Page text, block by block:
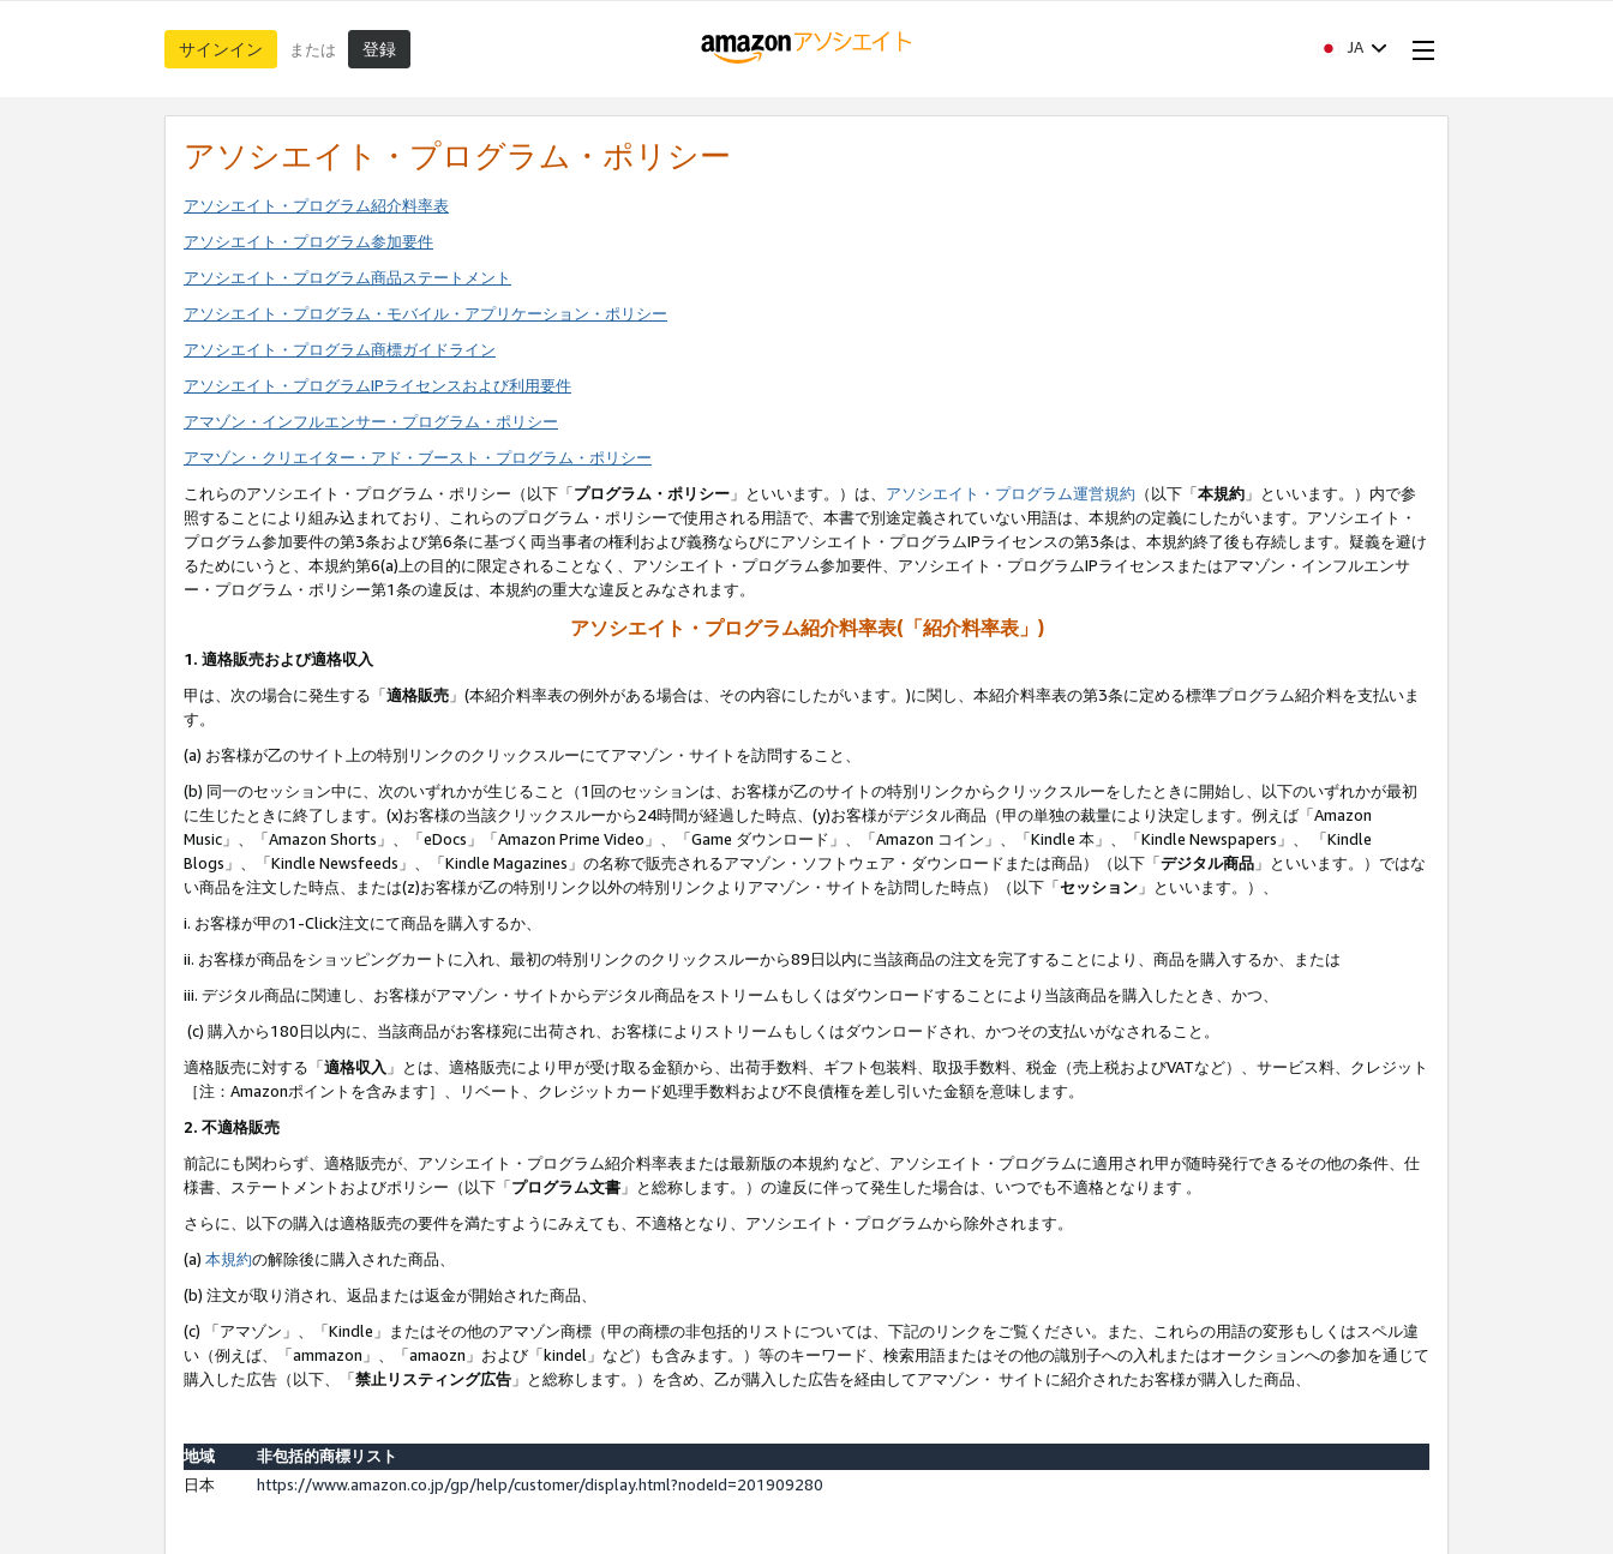
サインイン または 登録 JA
アソシエイト・プログラム・ポリシー
アソシエイト・プログラム紹介料率表
アソシエイト・プログラム参加要件
アソシエイト・プログラム商品ステートメント
アソシエイト・プログラム・モバイル・アプリケーション・ポリシー
アソシエイト・プログラム商標ガイドライン
アソシエイト・プログラムIPライセンスおよび利用要件
アマゾン・インフルエンサー・プログラム・ポリシー
アマゾン・クリエイター・アド・ブースト・プログラム・ポリシー
これらのアソシエイト・プログラム・ポリシー（以下「プログラム・ポリシー 」といいます。）は、 アソシエイト・プログラム運営規約 （以下「本規約 」といいます。）内で参
照することにより組み込まれており、これらのプログラム・ポリシーで使用される用語で、本書で別途定義されていない用語は、本規約の定義にしたがいます。アソシエイト・
プログラム参加要件の第3条および第6条に基づく両当事者の権利および義務ならびにアソシエイト・プログラムIPライセンスの第3条は、本規約終了後も存続します。疑義を避け
るためにいうと、本規約第6(a)上の目的に限定されることなく、アソシエイト・プログラム参加要件、アソシエイト・プログラムIPライセンスまたはアマゾン・インフルエンサ
ー・プログラム・ポリシー第1条の違反は、本規約の重大な違反とみなされます。
アソシエイト・プログラム紹介料率表(「紹介料率表」)
1. 適格販売および適格収入
甲は、次の場合に発生する「適格販売 」(本紹介料率表の例外がある場合は、その内容にしたがいます。)に関し、本紹介料率表の第3条に定める標準プログラム紹介料を支払いま
す。
(a) お客様が乙のサイト上の特別リンクのクリックスルーにてアマゾン・サイトを訪問すること、
(b) 同一のセッション中に、次のいずれかが生じること（1回のセッションは、お客様が乙のサイトの特別リンクからクリックスルーをしたときに開始し、以下のいずれかが最初
に生じたときに終了します。(x)お客様の当該クリックスルーから24時間が経過した時点、(y)お客様がデジタル商品（甲の単独の裁量により決定します。例えば「Amazon
Music」、「Amazon Shorts」、「eDocs」「Amazon Prime Video」、「Game ダウンロード」、「Amazon コイン」、「Kindle 本」、「Kindle Newspapers」、 「Kindle
Blogs」、「Kindle Newsfeeds」、「Kindle Magazines」の名称で販売されるアマゾン・ソフトウェア・ダウンロードまたは商品）（以下「デジタル商品 」といいます。）ではな
い商品を注文した時点、または(z)お客様が乙の特別リンク以外の特別リンクよりアマゾン・サイトを訪問した時点）（以下「セッション 」といいます。）、
i. お客様が甲の1-Click注文にて商品を購入するか、
ii. お客様が商品をショッピングカートに入れ、最初の特別リンクのクリックスルーから89日以内に当該商品の注文を完了することにより、商品を購入するか、または
iii. デジタル商品に関連し、お客様がアマゾン・サイトからデジタル商品をストリームもしくはダウンロードすることにより当該商品を購入したとき、かつ、
(c) 購入から180日以内に、当該商品がお客様宛に出荷され、お客様によりストリームもしくはダウンロードされ、かつその支払いがなされること。
適格販売に対する「適格収入 」とは、適格販売により甲が受け取る金額から、出荷手数料、ギフト包装料、取扱手数料、税金（売上税およびVATなど）、サービス料、クレジット
［注：Amazonポイントを含みます］、リベート、クレジットカード処理手数料および不良債権を差し引いた金額を意味します。
2. 不適格販売
前記にも関わらず、適格販売が、アソシエイト・プログラム紹介料率表または最新版の本規約 など、アソシエイト・プログラムに適用され甲が随時発行できるその他の条件、仕
様書、ステートメントおよびポリシー（以下「プログラム文書 」と総称します。）の違反に伴って発生した場合は、いつでも不適格となります 。
さらに、以下の購入は適格販売の要件を満たすようにみえても、不適格となり、アソシエイト・プログラムから除外されます。
(a) 本規約の解除後に購入された商品、
(b) 注文が取り消され、返品または返金が開始された商品、
(c) 「アマゾン」、「Kindle」またはその他のアマゾン商標（甲の商標の非包括的リストについては、下記のリンクをご覧ください。また、これらの用語の変形もしくはスペル違
い（例えば、「ammazon」、「amaozn」および「kindel」など）も含みます。）等のキーワード、検索用語またはその他の識別子への入札またはオークションへの参加を通じて
購入した広告（以下、「禁止リスティング広告 」と総称します。）を含め、乙が購入した広告を経由してアマゾン・ サイトに紹介されたお客様が購入した商品、
地域
非包括的商標リスト
日本
https://www.amazon.co.jp/gp/help/customer/display.html?nodeId=201909280